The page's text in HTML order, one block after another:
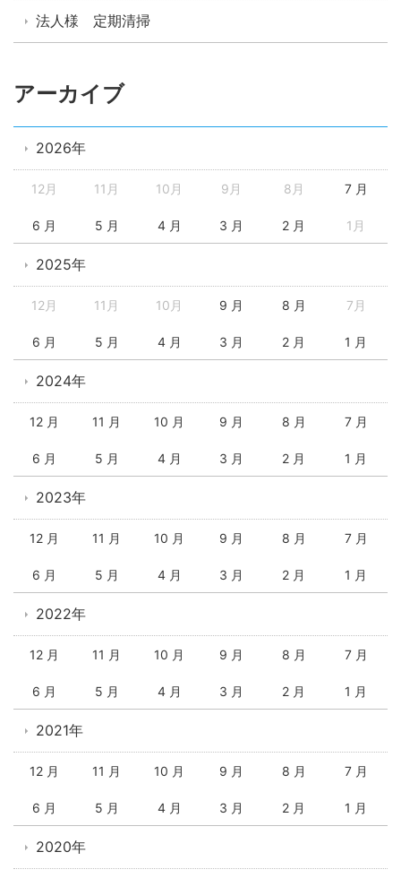
法人様 定期清掃
アーカイブ
2026年
12月 11月 10月 9月 8月 7 月
6 月 5 月 4 月 3 月 2 月 1月
2025年
12月 11月 10月 9 月 8 月 7月
6 月 5 月 4 月 3 月 2 月 1 月
2024年
12 月 11 月 10 月 9 月 8 月 7 月
6 月 5 月 4 月 3 月 2 月 1 月
2023年
12 月 11 月 10 月 9 月 8 月 7 月
6 月 5 月 4 月 3 月 2 月 1 月
2022年
12 月 11 月 10 月 9 月 8 月 7 月
6 月 5 月 4 月 3 月 2 月 1 月
2021年
12 月 11 月 10 月 9 月 8 月 7 月
6 月 5 月 4 月 3 月 2 月 1 月
2020年